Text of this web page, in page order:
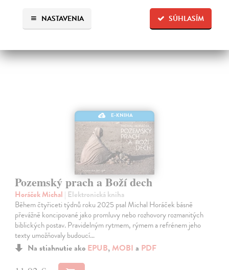
SÚHLASÍM
NASTAVENIA
E-KNIHA
Pozemský prach a Boží dech
Horáček Michal | Elektronická kniha
Během čtyřiceti týdnů roku 2025 psal Michal Horáček básně
převážně koncipované jako promluvy nebo rozhovory rozmanitých
biblických postav. Pravidelným rytmem, rýmem a refrénem jeho
texty umožňovaly budoucí…
Na stiahnutie ako EPUB, MOBI a PDF